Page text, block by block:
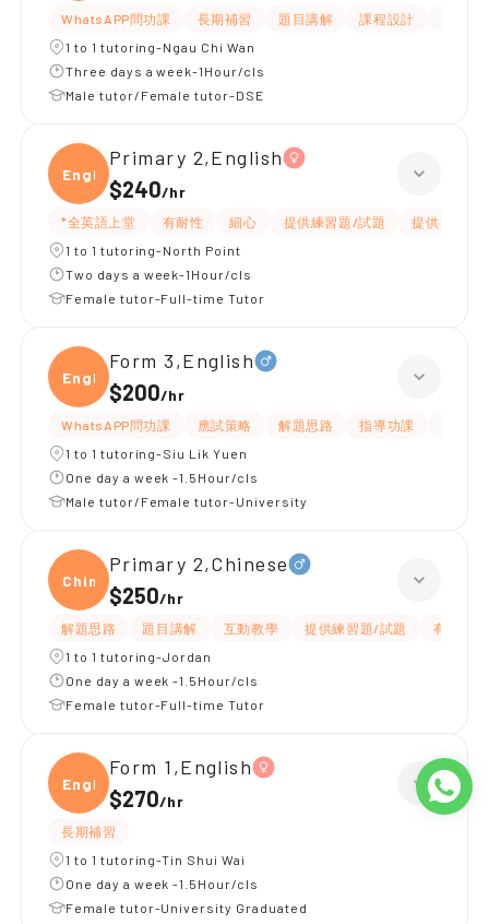
WhatsAPP問功課 長期補習 題目講解 課程設計
1 to 1 tutoring-Ngau Chi Wan
Three days a week-1Hour/cls
Male tutor/Female tutor-DSE
Engli
Primary 2,English
$240/hr
*全英語上堂 有耐性 細心 提供練習題/試題
提供筆記
1 to 1 tutoring-North Point
Two days a week-1Hour/cls
Female tutor-Full-time Tutor
Engli
Form 3,English
$200/hr
WhatsAPP問功課 應試策略 解題思路 指導功課
1 to 1 tutoring-Siu Lik Yuen
One day a week -1.5Hour/cls
Male tutor/Female tutor-University
Chine
Primary 2,Chinese
$250/hr
解題思路 題目講解 互動教學 提供練習題/試題
有愛心
1 to 1 tutoring-Jordan
One day a week -1.5Hour/cls
Female tutor-Full-time Tutor
Engli
Form 1,English
$270/hr
長期補習
1 to 1 tutoring-Tin Shui Wai
One day a week -1.5Hour/cls
Female tutor-University Graduated